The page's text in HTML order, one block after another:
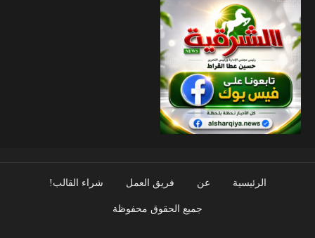
الرئيسية عن فريق العمل شراء القالب!
جميع الحقوق محفوظة